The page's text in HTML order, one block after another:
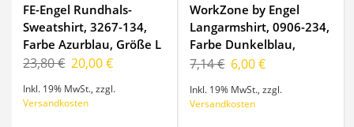
FE-Engel Rundhals-
Sweatshirt, 3267-134,
Farbe Azurblau, Größe L
23,80 € 20,00 €
Inkl. 19% MwSt. ,zzgl.
Versandkosten
WorkZone by Engel
Langarmshirt, 0906-234,
Farbe Dunkelblau,
Größe XL
7,14 € 6,00 €
Inkl. 19% MwSt.,zzgl.
Versandkosten